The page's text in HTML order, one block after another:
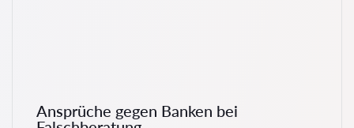
Ansprüche gegen Banken bei